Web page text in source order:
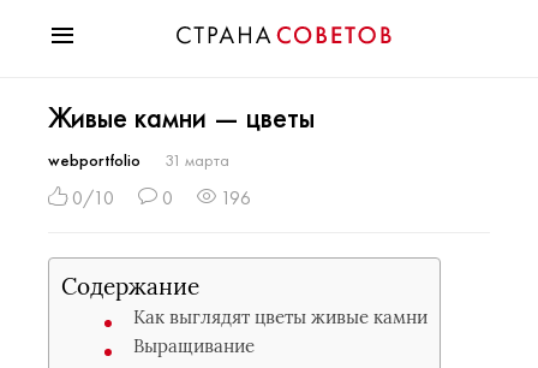
Мода
Звезды
Гороскопы
Психология
Хобби
Праздники
Живые камни — цветы
webportfolio 31 марта
0/10 0 196
Содержание
Как выглядят цветы живые камни
Выращивание